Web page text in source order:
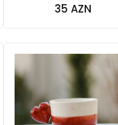
35 AZN